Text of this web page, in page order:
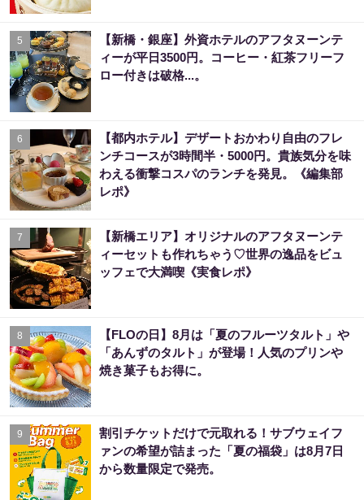
5
【新橋・銀座】外資ホテルのアフタヌーンテ
ィーが平日3500円。コーヒー・紅茶フリーフ
ロー付きは破格...。
6
【都内ホテル】デザートおかわり自由のフレ
ンチコースが3時間半・5000円。貴族気分を味
わえる衝撃コスパのランチを発見。《編集部
レポ》
7
【新橋エリア】オリジナルのアフタヌーンテ
ィーセットも作れちゃう♡世界の逸品をビュ
ッフェで大満喫《実食レポ》
8
【FLOの日】8月は「夏のフルーツタルト」や
「あんずのタルト」が登場！人気のプリンや
焼き菓子もお得に。
9
割引チケットだけで元取れる！サブウェイフ
ァンの希望が詰まった「夏の福袋」は8月7日
から数量限定で発売。